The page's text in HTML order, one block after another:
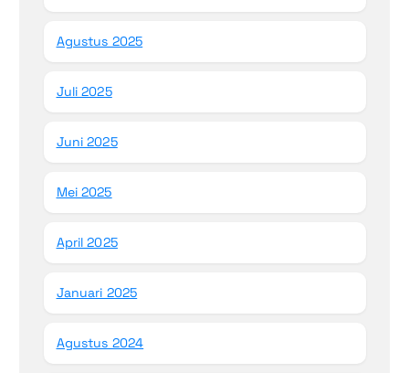
Agustus 2025
Juli 2025
Juni 2025
Mei 2025
April 2025
Januari 2025
Agustus 2024